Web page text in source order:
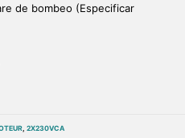
de bombeo (Especificar
,2X230VCA